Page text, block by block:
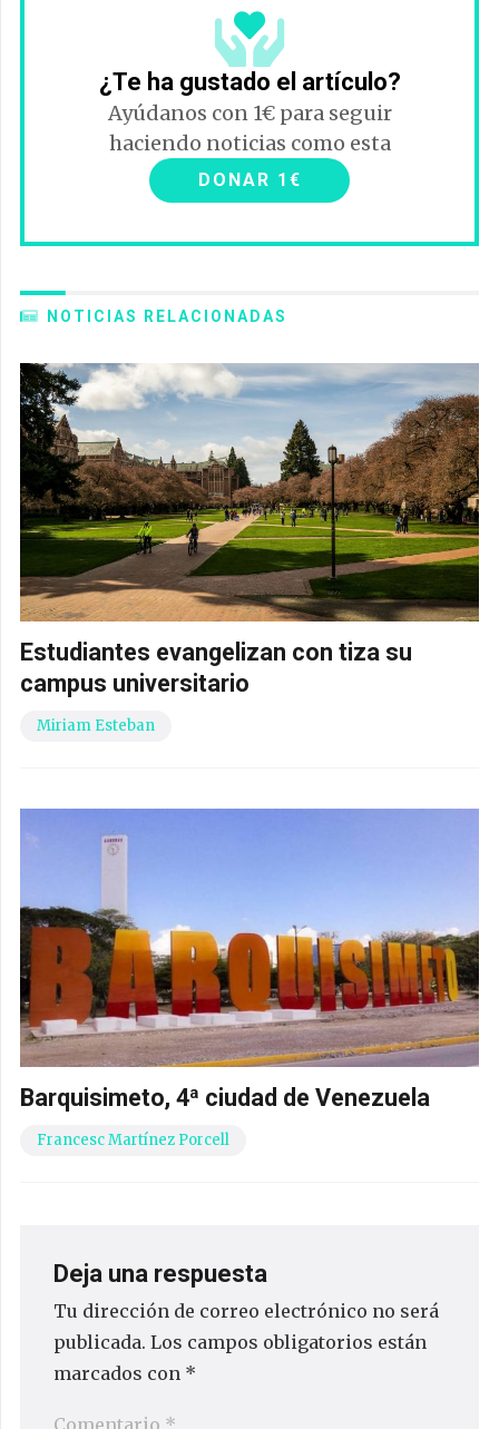
¿Te ha gustado el artículo?
Ayúdanos con 1€ para seguir
haciendo noticias como esta
DONAR 1€
NOTICIAS RELACIONADAS
Estudiantes evangelizan con tiza su
campus universitario
Miriam Esteban
Barquisimeto, 4ª ciudad de Venezuela
Francesc Martínez Porcell
Deja una respuesta
Tu dirección de correo electrónico no será
publicada. Los campos obligatorios están
marcados con *